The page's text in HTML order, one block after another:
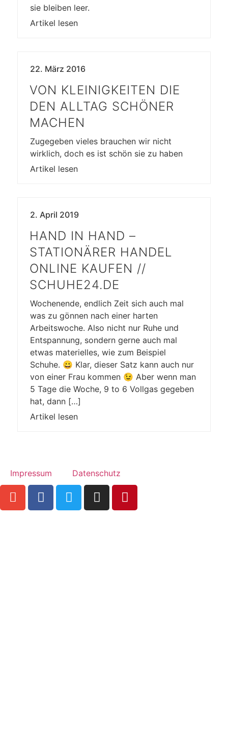
sie bleiben leer.
Artikel lesen
22. März 2016
VON KLEINIGKEITEN DIE
DEN ALLTAG SCHÖNER
MACHEN
Zugegeben vieles brauchen wir nicht
wirklich, doch es ist schön sie zu haben
Artikel lesen
2. April 2019
HAND IN HAND –
STATIONÄRER HANDEL
ONLINE KAUFEN //
SCHUHE24.DE
Wochenende, endlich Zeit sich auch mal
was zu gönnen nach einer harten
Arbeitswoche. Also nicht nur Ruhe und
Entspannung, sondern gerne auch mal
etwas materielles, wie zum Beispiel
Schuhe. 😀 Klar, dieser Satz kann auch nur
von einer Frau kommen 😉 Aber wenn man
5 Tage die Woche, 9 to 6 Vollgas gegeben
hat, dann […]
Artikel lesen
Impressum Datenschutz